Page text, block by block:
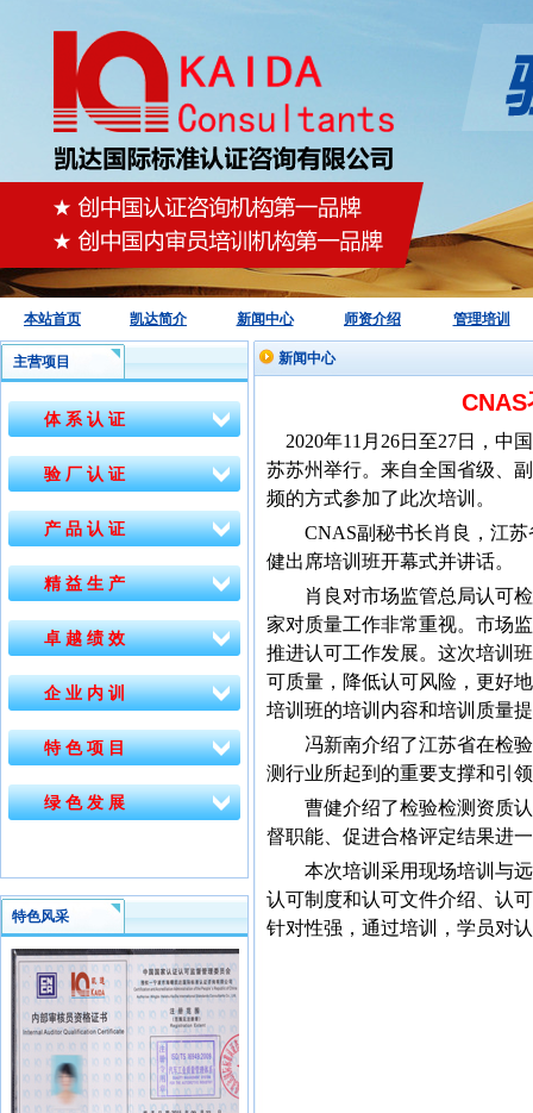
本站首页 凯达简介 新闻中心 师资介绍 管理培训
主营项目
体 系 认 证
验 厂 认 证
产 品 认 证
精 益 生 产
卓 越 绩 效
企 业 内 训
特 色 项 目
绿 色 发 展
特色风采
新闻中心
2020年11月26日至27日，中
苏苏州举行。来自全国省级、
频的方式参加了此次培训。
CNAS副秘书长肖良，江苏
健出席培训班开幕式并讲话。
肖良对市场监管总局认可检
家对质量工作非常重视。市场
推进认可工作发展。这次培训
可质量，降低认可风险，更好
培训班的培训内容和培训质量
冯新南介绍了江苏省在检验
测行业所起到的重要支撑和引
曹健介绍了检验检测资质认
督职能、促进合格评定结果进
本次培训采用现场培训与远
认可制度和认可文件介绍、认
针对性强，通过培训，学员对